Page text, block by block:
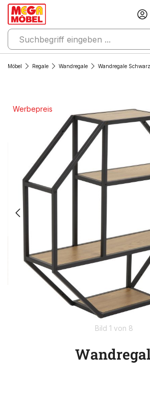
Möbel Regale Wandregale Wandregale Schwarz
Werbepreis
Bild 1 von 8